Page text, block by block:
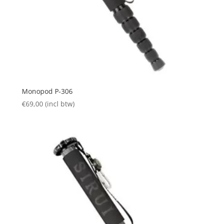
Monopod P-306
€69,00 (incl btw)